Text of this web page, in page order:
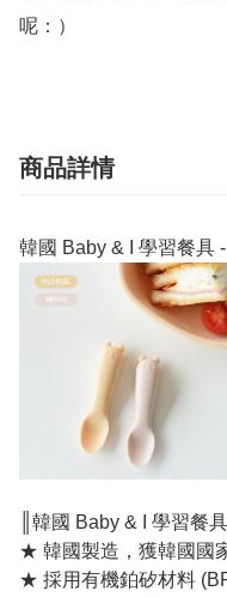
商品詳情
韓國 Baby & I 學習餐具
║韓國 Baby & I 學習餐
★ 韓國製造，獲韓國國
★ 採用有機鉑矽材料